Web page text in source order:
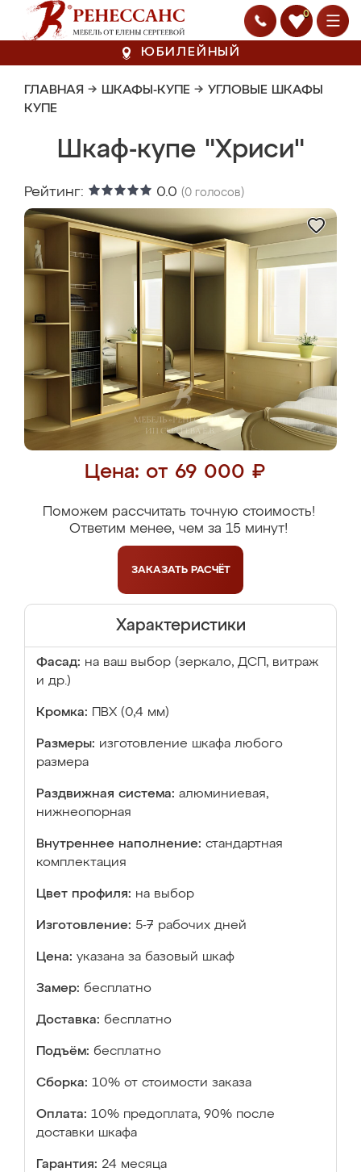
0
ЮБИЛЕЙНЫЙ
ГЛАВНАЯ → ШКАФЫ-КУПЕ → УГЛОВЫЕ ШКАФЫ
КУПЕ
Шкаф-купе "Хриси"
Рейтинг: 0.0 (0 голосов)
Цена: от 69 000 ₽
Поможем рассчитать точную стоимость!
Ответим менее, чем за 15 минут!
ЗАКАЗАТЬ РАСЧЁТ
Характеристики
Фасад: на ваш выбор (зеркало, ДСП, витраж
и др.)
Кромка: ПВХ (0,4 мм)
Размеры: изготовление шкафа любого
размера
Раздвижная система: алюминиевая,
нижнеопорная
Внутреннее наполнение: стандартная
комплектация
Цвет профиля: на выбор
Изготовление: 5-7 рабочих дней
Цена: указана за базовый шкаф
Замер: бесплатно
Доставка: бесплатно
Подъём: бесплатно
Сборка: 10% от стоимости заказа
Оплата: 10% предоплата, 90% после
доставки шкафа
Гарантия: 24 месяца